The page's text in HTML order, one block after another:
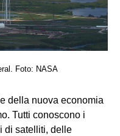
Foto: NASA
della nuova economia
Tutti conoscono i
di satelliti, delle